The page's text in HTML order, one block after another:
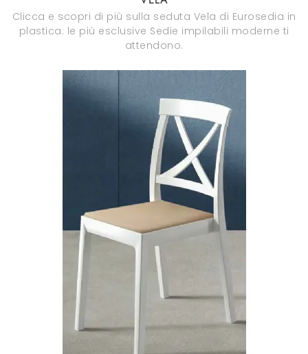
Clicca e scopri di più sulla seduta Vela di Eurosedia in
plastica: le più esclusive Sedie impilabili moderne ti
attendono.